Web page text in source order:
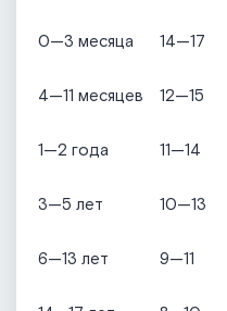
0—3 месяца 14—17
4—11 месяцев 12—15
1—2 года 11—14
3—5 лет 10—13
6—13 лет 9—11